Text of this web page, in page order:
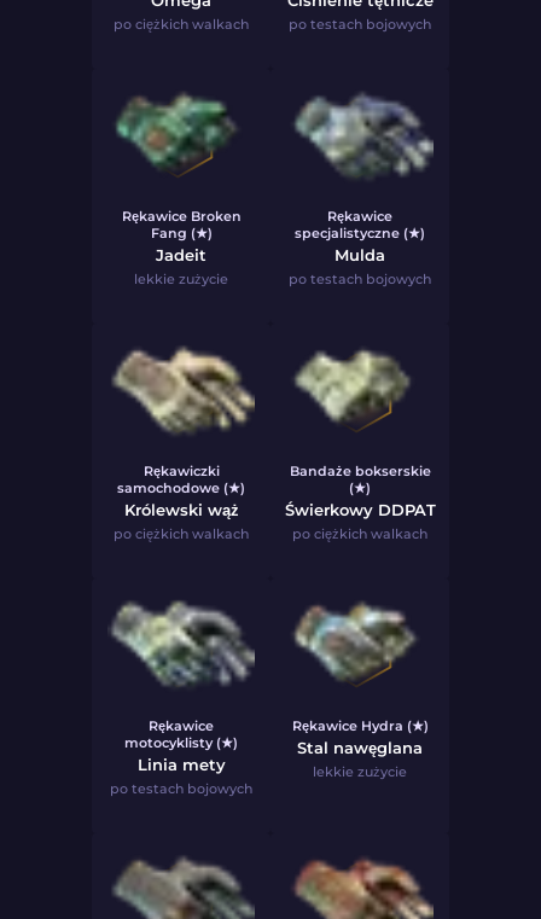
po ciężkich walkach po testach bojowych
Rękawice Broken
Fang (★)
Jadeit
lekkie zużycie
Rękawice
specjalistyczne (★)
Mulda
po testach bojowych
Rękawiczki
samochodowe (★)
Królewski wąż
po ciężkich walkach
Bandaże bokserskie
(★)
Świerkowy DDPAT
po ciężkich walkach
Rękawice
motocyklisty (★)
Linia mety
po testach bojowych
Rękawice Hydra (★)
Stal nawęglana
lekkie zużycie